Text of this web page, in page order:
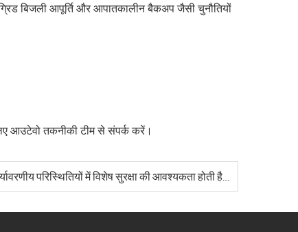
बिजली आपूर्ति और आपातकालीन बैकअप जैसी चुनौतियों
आउटेवो तकनीकी टीम से संपर्क करें।